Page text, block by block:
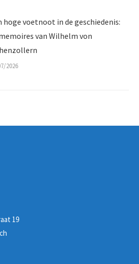
hoge voetnoot in de geschiedenis:
van Wilhelm von
2026
19